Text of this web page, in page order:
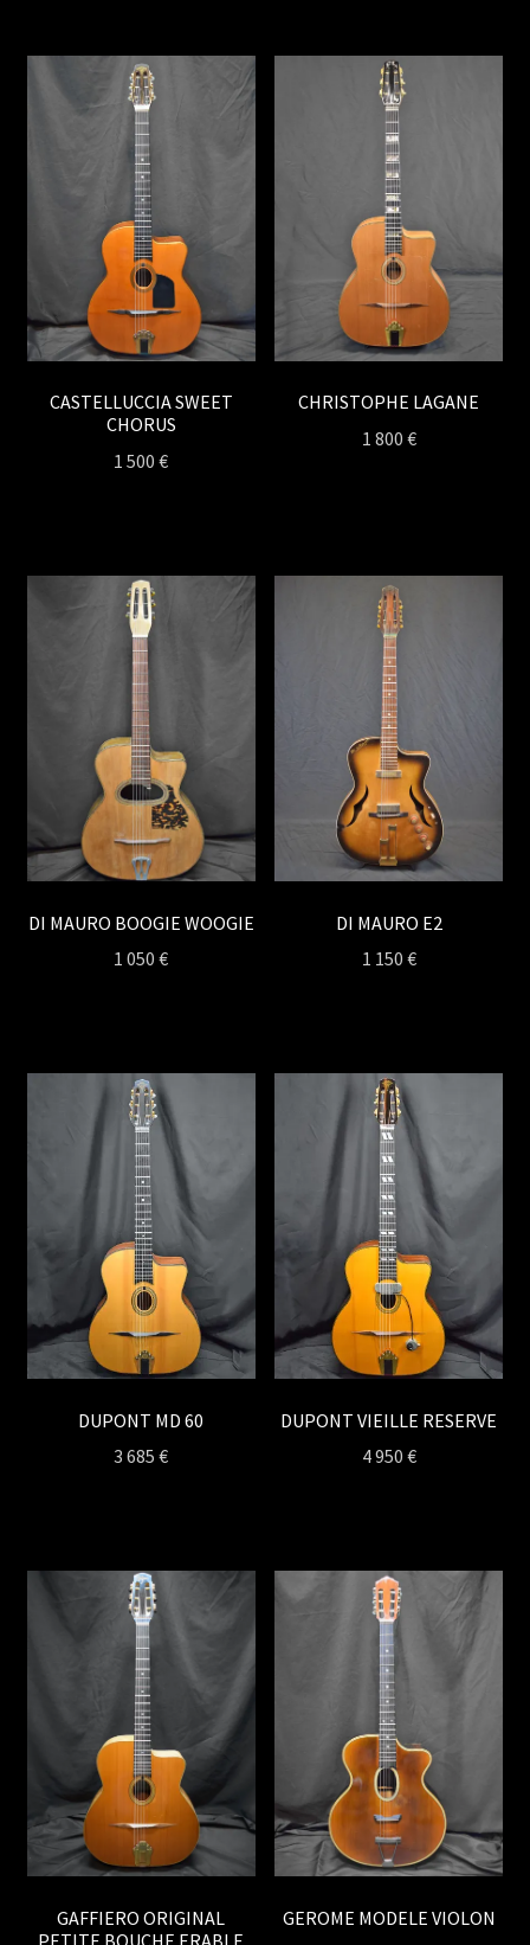
CASTELLUCCIA SWEET
CHORUS
1 500€
CHRISTOPHE LAGANE
1 800 €
DI MAURO BOOGIE WOOGIE
1 050€
DI MAURO E2
1 150 €
DUPONT MD 60
3 685€
DUPONT VIEILLE RESERVE
4 950 €
GAFFIERO ORIGINAL
PETITE BOUCHE ERABLE
GEROME MODELE VIOLON